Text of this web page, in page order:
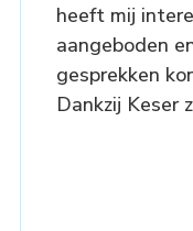
heeft mij
aangeboden
gesprekken
Dankzij Keser